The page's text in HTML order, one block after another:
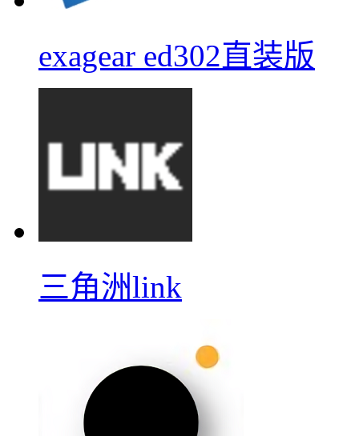
exagear ed302直装版
三角洲link